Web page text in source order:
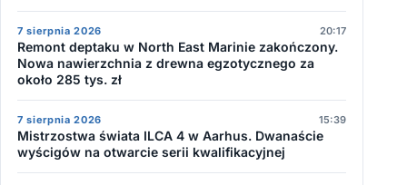
7 sierpnia 2026 20:17
Remont deptaku w North East Marinie zakończony.
Nowa nawierzchnia z drewna egzotycznego za
około 285 tys. zł
7 sierpnia 2026 15:39
Mistrzostwa świata ILCA 4 w Aarhus. Dwanaście
wyścigów na otwarcie serii kwalifikacyjnej